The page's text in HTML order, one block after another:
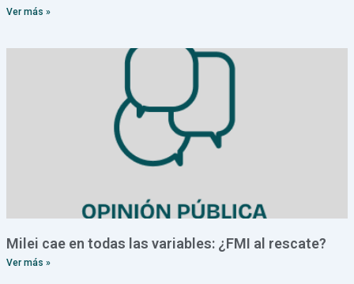
Ver más »
Milei cae en todas las variables: ¿FMI al rescate?
Ver más »